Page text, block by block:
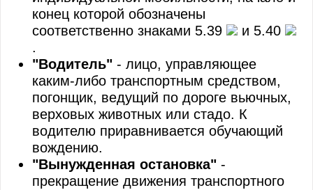
конец которой обозначены
соответственно знаками 5.39
и 5.40
.
"Водитель" - лицо, управляющее
каким-либо транспортным средством,
погонщик, ведущий по дороге вьючных,
верховых животных или стадо. К
водителю приравнивается обучающий
вождению.
"Вынужденная остановка" -
прекращение движения транспортного